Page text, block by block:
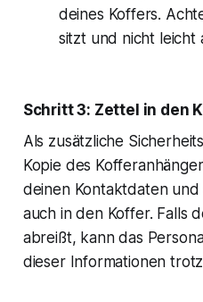
deines Koffers.
sitzt und nicht leicht
Schritt 3: Zettel in den
Als zusätzliche
Kopie des
deinen Kontaktdaten
auch in den Koffer. Falls
abreißt, kann das
dieser Informationen